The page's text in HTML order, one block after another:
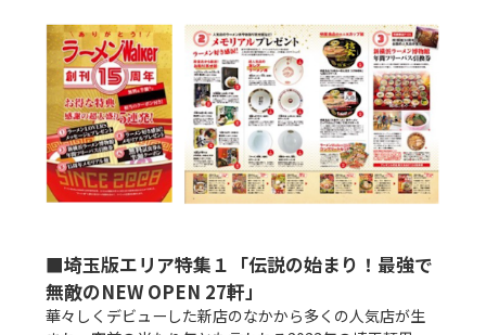
■埼玉版エリア特集１「伝説の始まり！最強で
無敵のNEW OPEN 27軒」
華々しくデビューした新店のなかから多くの人気店が生